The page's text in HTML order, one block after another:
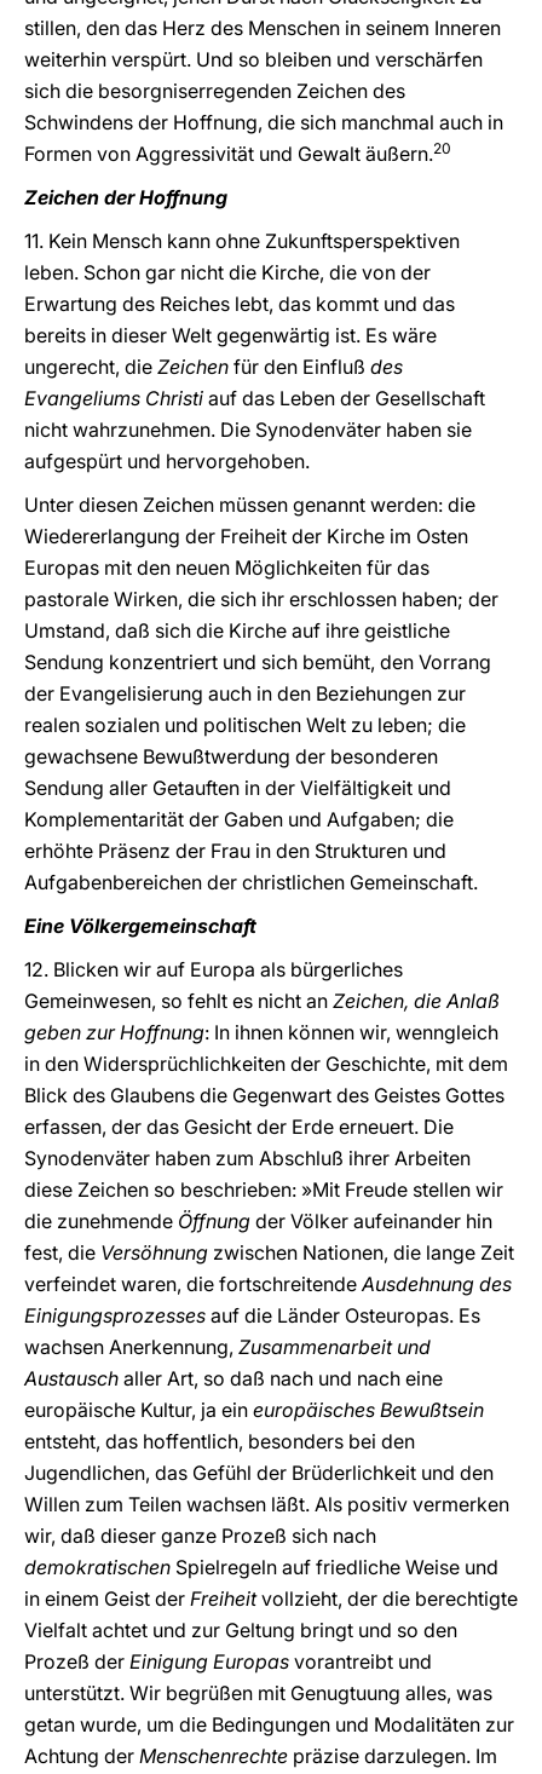
stillen, den das Herz des Menschen in seinem Inneren
weiterhin verspürt. Und so bleiben und verschärfen
sich die besorgniserregenden Zeichen des
Schwindens der Hoffnung, die sich manchmal auch in
Formen von Aggressivität und Gewalt äußern.20
Zeichen der Hoffnung
11. Kein Mensch kann ohne Zukunftsperspektiven
leben. Schon gar nicht die Kirche, die von der
Erwartung des Reiches lebt, das kommt und das
bereits in dieser Welt gegenwärtig ist. Es wäre
ungerecht, die Zeichen für den Einfluß des
Evangeliums Christi auf das Leben der Gesellschaft
nicht wahrzunehmen. Die Synodenväter haben sie
aufgespürt und hervorgehoben.
Unter diesen Zeichen müssen genannt werden: die
Wiedererlangung der Freiheit der Kirche im Osten
Europas mit den neuen Möglichkeiten für das
pastorale Wirken, die sich ihr erschlossen haben; der
Umstand, daß sich die Kirche auf ihre geistliche
Sendung konzentriert und sich bemüht, den Vorrang
der Evangelisierung auch in den Beziehungen zur
realen sozialen und politischen Welt zu leben; die
gewachsene Bewußtwerdung der besonderen
Sendung aller Getauften in der Vielfältigkeit und
Komplementarität der Gaben und Aufgaben; die
erhöhte Präsenz der Frau in den Strukturen und
Aufgabenbereichen der christlichen Gemeinschaft.
Eine Völkergemeinschaft
12. Blicken wir auf Europa als bürgerliches
Gemeinwesen, so fehlt es nicht an Zeichen, die Anlaß
geben zur Hoffnung: In ihnen können wir, wenngleich
in den Widersprüchlichkeiten der Geschichte, mit dem
Blick des Glaubens die Gegenwart des Geistes Gottes
erfassen, der das Gesicht der Erde erneuert. Die
Synodenväter haben zum Abschluß ihrer Arbeiten
diese Zeichen so beschrieben: »Mit Freude stellen wir
die zunehmende Öffnung der Völker aufeinander hin
fest, die Versöhnung zwischen Nationen, die lange Zeit
verfeindet waren, die fortschreitendeAusdehnung des
Einigungsprozesses auf die Länder Osteuropas. Es
wachsen Anerkennung, Zusammenarbeit und
Austausch aller Art, so daß nach und nach eine
europäische Kultur, ja ein europäisches Bewußtsein
entsteht, das hoffentlich, besonders bei den
Jugendlichen, das Gefühl der Brüderlichkeit und den
Willen zum Teilen wachsen läßt. Als positiv vermerken
wir, daß dieser ganze Prozeß sich nach
demokratischen Spielregeln auf friedliche Weise und
in einem Geist der Freiheitvollzieht, der die berechtigte
Vielfalt achtet und zur Geltung bringt und so den
Prozeß der Einigung Europas vorantreibt und
unterstützt. Wir begrüßen mit Genugtuung alles, was
getan wurde, um die Bedingungen und Modalitäten zur
Achtung der Menschenrechte präzise darzulegen. Im